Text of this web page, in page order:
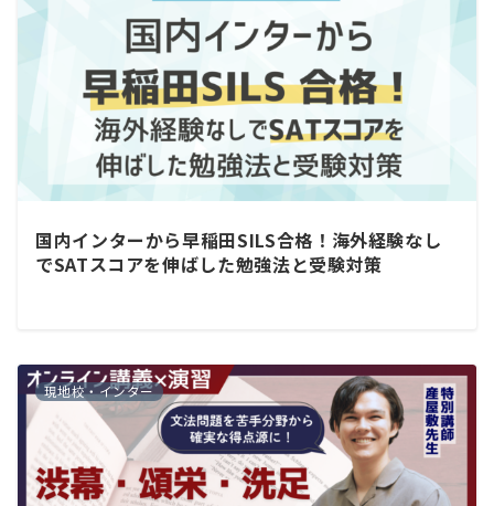
国内インターから早稲田SILS合格！海外経験なし
でSATスコアを伸ばした勉強法と受験対策
現地校・インター